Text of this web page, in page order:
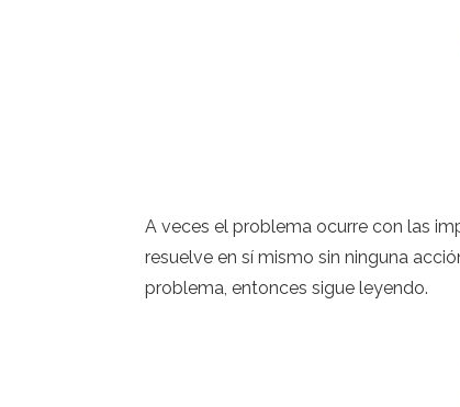
A veces el problema ocurre con las
resuelve en sí mismo sin ninguna
problema, entonces sigue leyendo.